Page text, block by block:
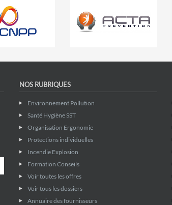
NOS RUBRIQUES
Environnement Pollution
Santé Hygiène SST
Organisation Ergonomie
Protections individuelles
Incendie Explosion
Formation Conseils
Voir toutes les offres
Voir tous les dossiers
Annuaire des fournisseurs